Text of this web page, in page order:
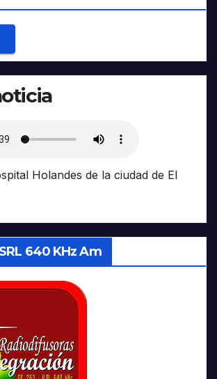
Holandes de la ciudad de El
640 KHz Am